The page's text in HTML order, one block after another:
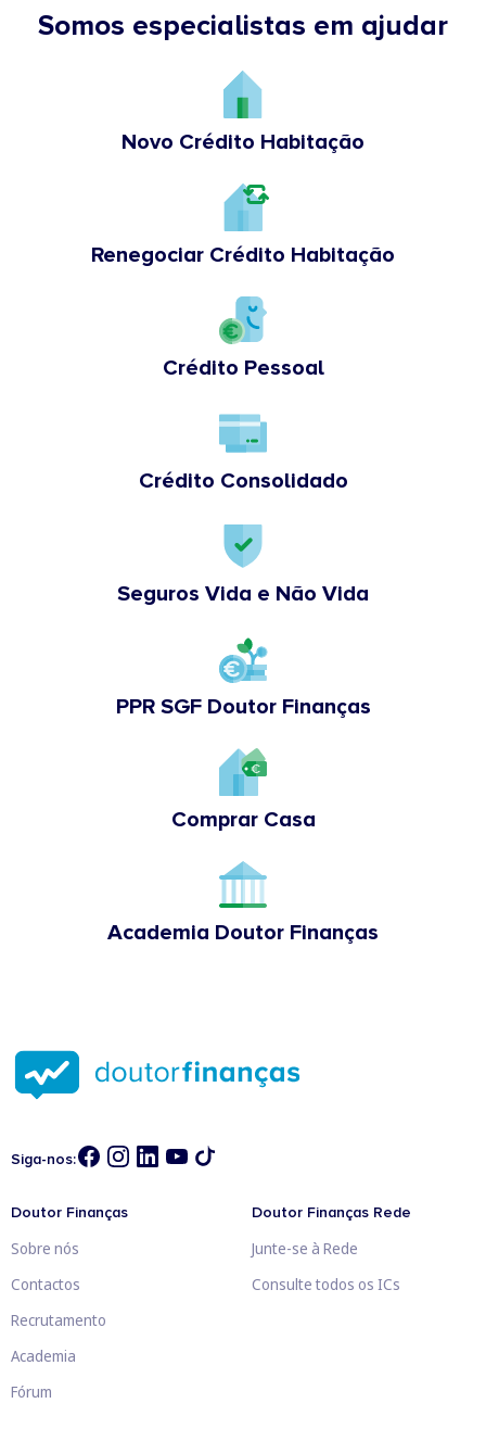
Somos especialistas em ajudar
Novo Crédito Habitação
Renegociar Crédito Habitação
Crédito Pessoal
Crédito Consolidado
Seguros Vida e Não Vida
PPR SGF Doutor Finanças
Comprar Casa
Academia Doutor Finanças
Siga-nos:
Doutor Finanças
Sobre nós
Contactos
Recrutamento
Academia
Fórum
Doutor Finanças Rede
Junte-se à Rede
Consulte todos os ICs